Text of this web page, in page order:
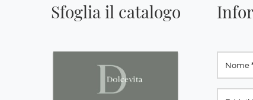
Sfoglia il catalogo